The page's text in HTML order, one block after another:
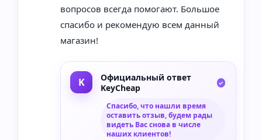
вопросов всегда помогают. Большое
спасибо и рекомендую всем данный
магазин!
Официальный ответ
KeyCheap
Спасибо, что нашли время
оставить отзыв, будем рады
видеть Вас снова в числе
наших клиентов!